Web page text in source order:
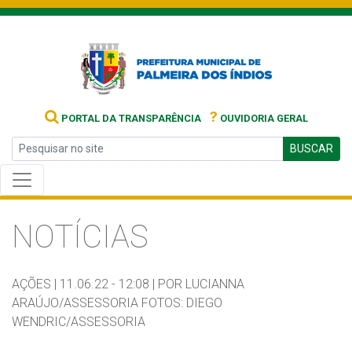
PORTAL DA TRANSPARÊNCIA ? OUVIDORIA GERAL
BUSCAR
NOTÍCIAS
AÇÕES | 11.06.22 - 12:08 | POR LUCIANNA
ARAÚJO/ASSESSORIA FOTOS: DIEGO
WENDRIC/ASSESSORIA